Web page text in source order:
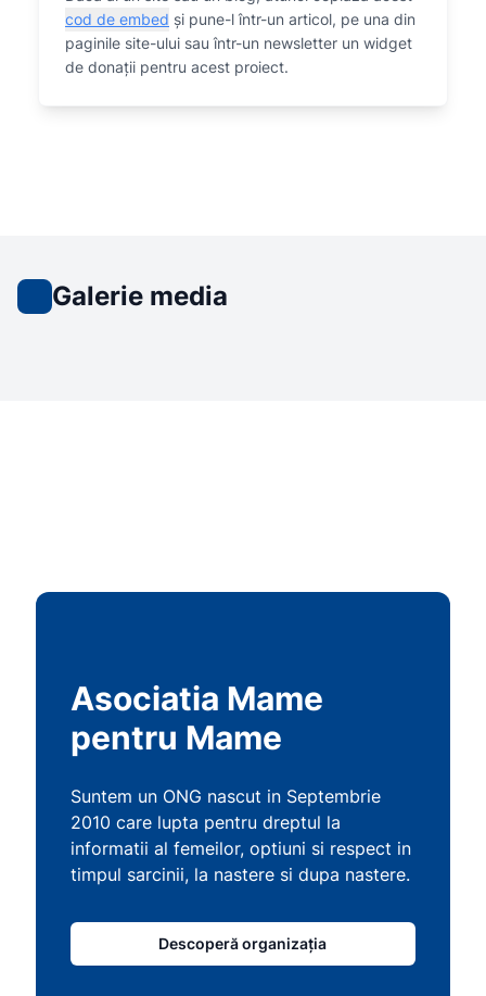
cod de embed și pune-l într-un articol, pe una din
paginile site-ului sau într-un newsletter un widget
de donații pentru acest proiect.
Galerie media
Asociatia Mame
pentru Mame
Suntem un ONG nascut in Septembrie
2010 care lupta pentru dreptul la
informatii al femeilor, optiuni si respect in
timpul sarcinii, la nastere si dupa nastere.
Descoperă organizația